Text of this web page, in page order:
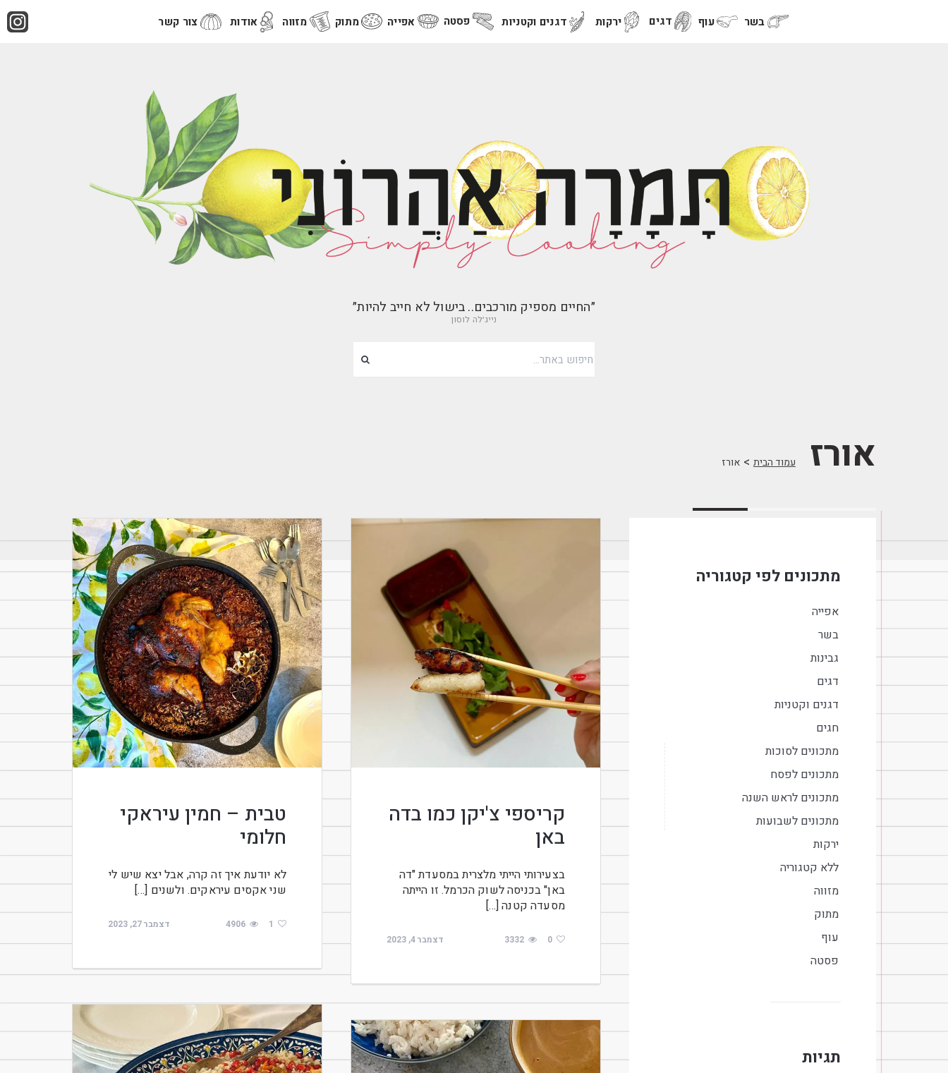
בשר עוף דגים ירקות דגנים וקטניות פסטה אפייה מתוק מזווה אודות צור קשר
״החיים מספיק מורכבים.. בישול לא חייב להיות״
נייג׳לה לוסון
אורז עמוד הבית > אורז
טבית – חמין עיראקי
חלומי
לא יודעת איך זה קרה, אבל יצא שיש לי
שני אקסים עיראקים. ולשנים […]
דצמבר 27, 2023 4906 1
קריספי צ'יקן כמו בדה
באן
בצעירותי הייתי מלצרית במסעדת "דה
באן" בכניסה לשוק הכרמל. זו הייתה
מסעדה קטנה […]
דצמבר 4, 2023 3332 0
מתכונים לפי קטגוריה
אפייה
בשר
גבינות
דגים
דגנים וקטניות
חגים
מתכונים לסוכות
מתכונים לפסח
מתכונים לראש השנה
מתכונים לשבועות
ירקות
ללא קטגוריה
מזווה
מתוק
עוף
פסטה
תגיות